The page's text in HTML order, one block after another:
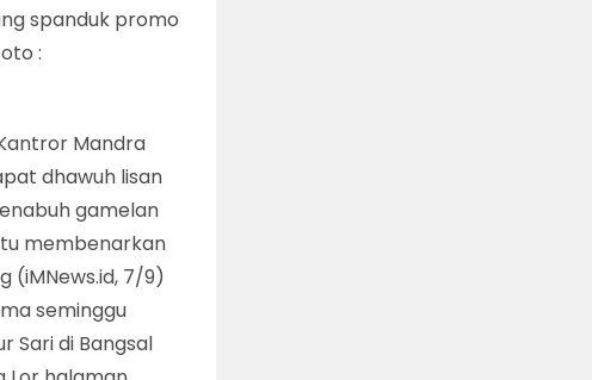
spanduk promo
:
Mandra
dhawuh lisan
gamelan
itu membenarkan
(iMNews.id, 7/9)
seminggu
Sari di Bangsal